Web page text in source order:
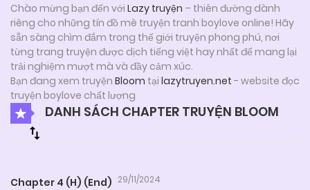
Chào mừng bạn đến với Lazy truyện – thiên đường dành
riêng cho những tín đồ mê truyện tranh boylove online! Hãy
sẵn sàng chìm đắm trong thế giới truyện phong phú, nơi
từng trang truyện được dịch tiếng việt hay nhất để mang lại
trải nghiệm mượt mà và đầy cảm xúc.
Bạn đang xem truyện Bloom tại lazytruyen.net - website đọc
truyện boylove chất lượng
DANH SÁCH CHAPTER TRUYỆN BLOOM
Chapter 4 (H) (End) 29/11/2024